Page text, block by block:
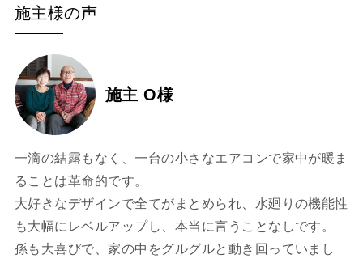
施主様の声
施主 O様
一滴の結露もなく、一台の小さなエアコンで家中が暖ま
ることは革命的です。
大好きなデザインで全てがまとめられ、水廻りの機能性
も大幅にレベルアップし、本当に言うことなしです。
孫も大喜びで、家の中をグルグルと動き回っていまし